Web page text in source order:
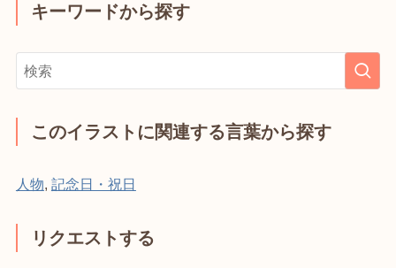
キーワードから探す
このイラストに関連する言葉から探す
人物 記念日・祝日
リクエストする